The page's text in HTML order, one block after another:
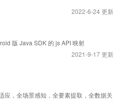
2022-6-24 更新
版 Java SDK 的 js API 映射
2021-9-17 更新
应，全场景感知，全要素提取，全数据关